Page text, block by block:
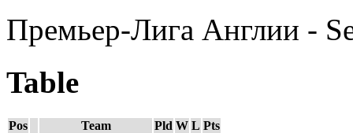
Премьер-Лига Англии -
Table
Pos Team Pld W L Pts